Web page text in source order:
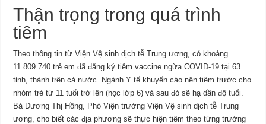
Thận trọng trong quá trình
tiêm
Theo thông tin từ Viện Vệ sinh dịch tễ Trung ương, có khoảng
11.809.740 trẻ em đã đăng ký tiêm vaccine ngừa COVID-19 tại 63
tỉnh, thành trên cả nước. Ngành Y tế khuyến cáo nên tiêm trước cho
nhóm trẻ từ 11 tuổi trở lên (học lớp 6) và sau đó sẽ hạ dần độ tuổi.
Bà Dương Thị Hồng, Phó Viện trưởng Viện Vệ sinh dịch tễ Trung
ương, cho biết các địa phương sẽ thực hiện tiêm theo từng trường